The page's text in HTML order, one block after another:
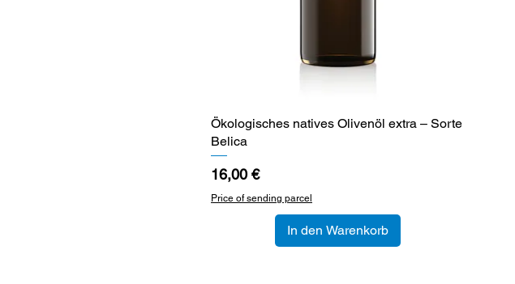
Schnellansicht
Ökologisches natives Olivenöl extra – Sorte
Belica
Preis
16,00 €
Price of sending parcel
In den Warenkorb